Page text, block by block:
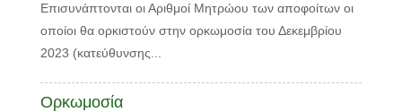
Επισυνάπτονται οι Αριθμοί Μητρώου των αποφοίτων οι
οποίοι θα ορκιστούν στην ορκωμοσία του Δεκεμβρίου
2023 (κατεύθυνσης...
Ορκωμοσία